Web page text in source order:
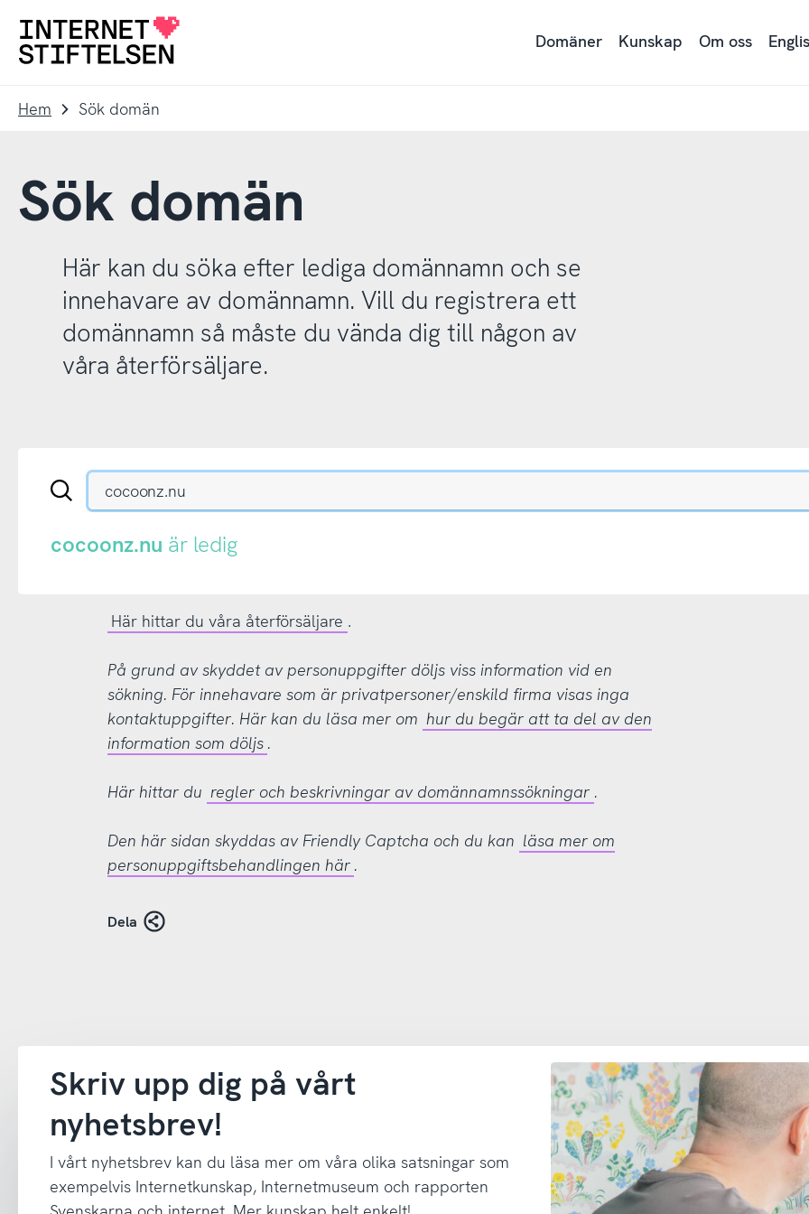
navigering
innehåll
Till
Domäner Kunskap Om oss
Hem Sök domän
Sök domän
Här kan du söka efter lediga domännamn och se
innehavare av domännamn. Vill du registrera ett
domännamn så måste du vända dig till någon av
våra återförsäljare.
Sök
.se-
eller
.nu-
cocoonz.nu är ledig
Här hittar du våra återförsäljare .
På grund av skyddet av personuppgifter döljs viss information vid en
sökning. För innehavare som är privatpersoner/enskild firma visas inga
kontaktuppgifter. Här kan du läsa mer om hur du begär att ta del av den
information som döljs .
Här hittar du regler och beskrivningar av domännamnssökningar .
Den här sidan skyddas av Friendly Captcha och du kan läsa mer om
personuppgiftsbehandlingen här .
Dela
Skriv upp dig på vårt
nyhetsbrev!
I vårt nyhetsbrev kan du läsa mer om våra olika satsningar som
exempelvis Internetkunskap, Internetmuseum och rapporten